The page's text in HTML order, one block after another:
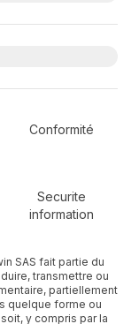
Conformité
Securite
information
SAS fait partie du
transmettre ou
partiellement
quelque forme ou
y compris par la